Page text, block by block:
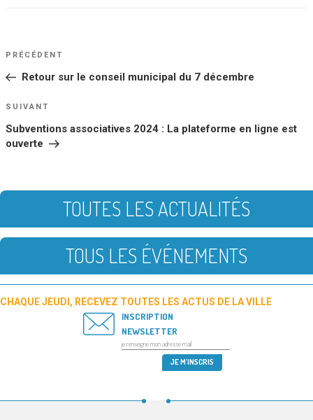
NAVIGATION
DE
Article
PRÉCÉDENT
Retour sur le conseil municipal du 7 décembre
Article
SUIVANT
Subventions associatives 2024 : La plateforme en ligne est
ouverte
TOUTES LES ACTUALITÉS
TOUS LES ÉVÉNEMENTS
CHAQUE JEUDI, RECEVEZ TOUTES LES ACTUS DE LA VILLE
INSCRIPTION
NEWSLETTER